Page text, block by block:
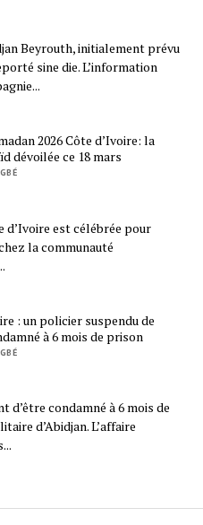
Beyrouth, initialement prévu
sine die. L’information
2026 Côte d’Ivoire: la
dévoilée ce 18 mars
d’Ivoire est célébrée pour
la communauté
: un policier suspendu de
à 6 mois de prison
d’être condamné à 6 mois de
d’Abidjan. L’affaire